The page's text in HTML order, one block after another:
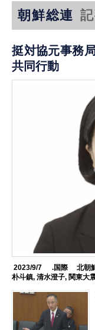
朝鮮総連
挺対協元事務
共同行動
2023/9/7 .国際 北朝
朴斗鎮,清水澄子, 関東大